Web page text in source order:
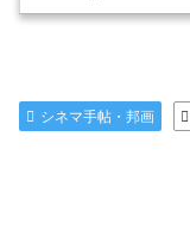
シネマ手帖・邦画